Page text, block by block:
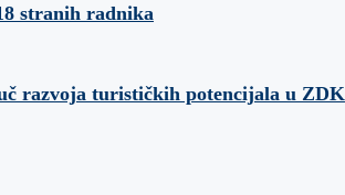
stranih radnika
razvoja turističkih potencijala u ZDK